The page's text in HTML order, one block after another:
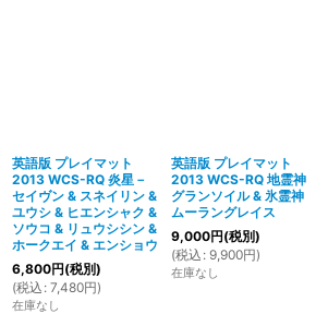
英語版 プレイマット
2013 WCS-RQ 炎星－
セイヴン & スネイリン &
ユウシ & ヒエンシャク &
ソウコ & リュウシシン &
ホークエイ & エンショウ
6,800円(税別)
(税込 : 7,480円)
在庫なし
英語版 プレイマット
2013 WCS-RQ 地霊神
グランソイル & 氷霊神
ムーラングレイス
9,000円(税別)
(税込 : 9,900円)
在庫なし